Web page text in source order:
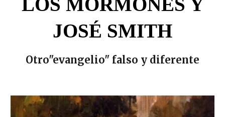
LOS MORMONES Y
JOSÉ SMITH
Otro"evangelio" falso y diferente